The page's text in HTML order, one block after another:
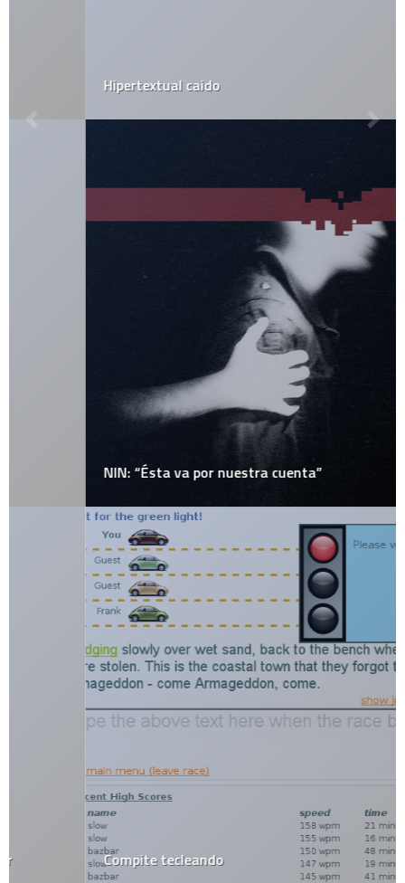
Hipertextual caido
NIN: “Ésta va por nuestra cuenta”
Compite tecleando